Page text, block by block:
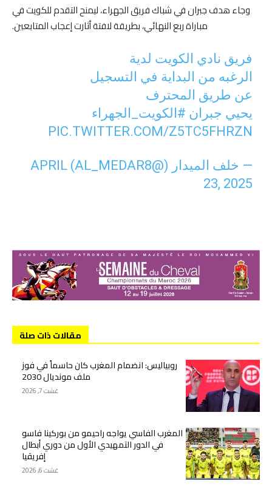
وجاء هدف جبران في شباك فريق الجهراء، ليمنح التقدم للكويت في
مباراة ربع النهائي، بطريقة لافتة أثارت إعجاب المتابعين.
فريق نادي الكويت لدية
الرغبه من البداية في التسجيل
عن طريق المحترف
يحيي جبران #الكويت_الجهراء
PIC.TWITTER.COM/Z5TC5FHRZN
— خلف الميدار (@AL_MEDAR8)
APRIL
23, 2025
مقالات ذات صلة
روبياليس: انضمام المغرب كان حاسماً في فوز
ملف مونديال 2030
غشت 7, 2026
المغرب الفاسي يواجه راحيمو من بوركينا فاسو
في الدور التمهيدي الأول من دوري أبطال
إفريقيا
غشت 6, 2026